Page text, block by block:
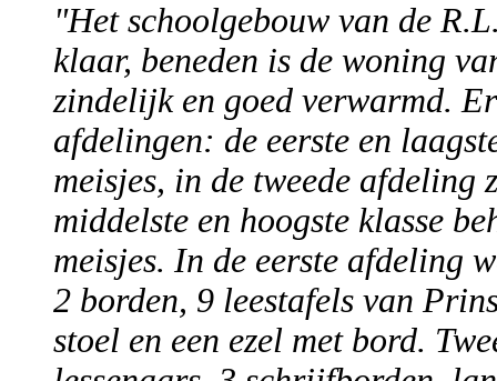
"Het schoolgebouw van de
klaar, beneden is de woning
zindelijk en goed verwarmd.
afdelingen: de eerste en
meisjes, in de tweede
middelste en hoogste klasse
meisjes. In de eerste afdeling
2 borden, 9 leestafels van
stoel en een ezel met bord.